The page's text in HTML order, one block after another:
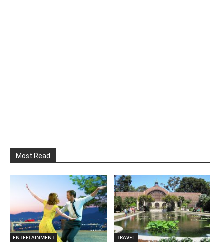
Most Read
ENTERTAINMENT TRAVEL